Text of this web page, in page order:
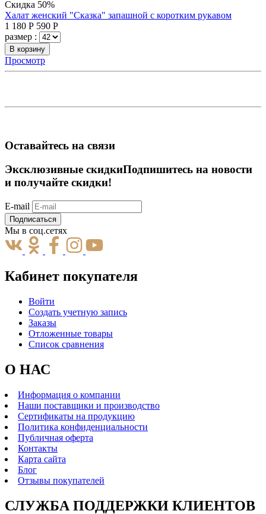
Скидка 50%
Халат женский "Сказка" запашной с коротким рукавом
1 180 Р 590 Р
размер :
В корзину
Просмотр
Оставайтесь на связи
Эксклюзивные скидкиПодпишитесь на новости
и получайте скидки!
E-mail
Подписаться
Мы в соц.сетях
Кабинет покупателя
Войти
Создать учетную запись
Заказы
Отложенные товары
Список сравнения
О НАС
Информация о компании
Наши поставщики и производство
Сертификаты на продукцию
Политика конфиденциальности
Публичная оферта
Контакты
Карта сайта
Блог
Отзывы покупателей
СЛУЖБА ПОДДЕРЖКИ КЛИЕНТОВ